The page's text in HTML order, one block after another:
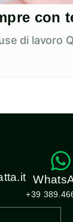
con
di
+39